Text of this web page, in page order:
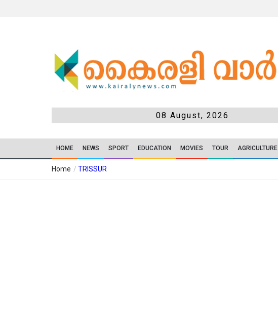
08 August, 2026
HOME NEWS SPORT EDUCATION MOVIES TOUR AGRICULTURE
Home / TRISSUR